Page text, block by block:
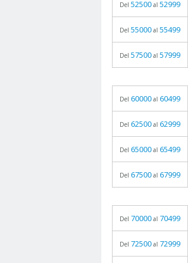
Del 52500 al 52999
Del 55000 al 55499
Del 57500 al 57999
Del 60000 al 60499
Del 62500 al 62999
Del 65000 al 65499
Del 67500 al 67999
Del 70000 al 70499
Del 72500 al 72999